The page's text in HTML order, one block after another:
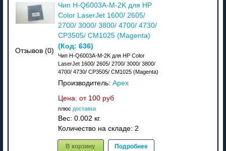
Отзывов (0)
Чип H-Q6003A-M-2K для HP
Color LaserJet 1600/ 2605/
2700/ 3000/ 3800/ 4700/ 4730/
CP3505/ CM1025 (Magenta)
(Код: 636)
Чип H-Q6003A-M-2K для HP Color
LaserJet 1600/ 2605/ 2700/ 3000/ 3800/
4700/ 4730/ CP3505/ CM1025 (Magenta)
Производитель: Apex
Цена: от 100 руб
плюс доставка
Вес: 0.002 кг.
Количество на складе: 2
В корзину Подробнее